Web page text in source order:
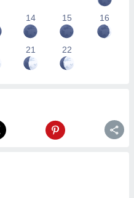
14 15 16
21 22